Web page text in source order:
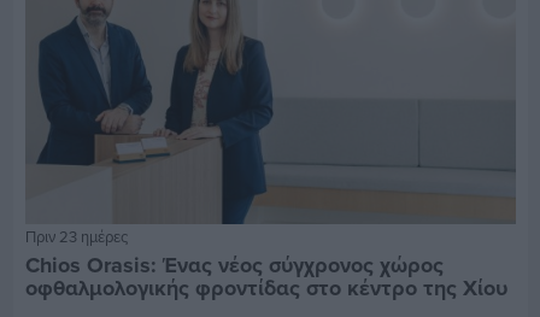
Πριν 23 ημέρες
Chios Orasis: Ένας νέος σύγχρονος χώρος
οφθαλμολογικής φροντίδας στο κέντρο της Χίου